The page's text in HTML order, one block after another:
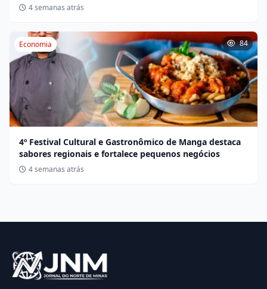
BR-135
4 semanas atrás
Economia 84
4º Festival Cultural e Gastronômico de Manga destaca
sabores regionais e fortalece pequenos negócios
4 semanas atrás